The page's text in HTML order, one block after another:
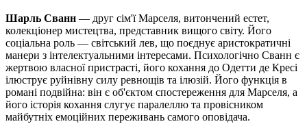
Шарль Сванн — друг сім'ї Марселя, витончений естет,
колекціонер мистецтва, представник вищого світу. Його
соціальна роль — світський лев, що поєднує аристократичні
манери з інтелектуальними інтересами. Психологічно Сванн є
жертвою власної пристрасті, його кохання до Одетти де Кресі
ілюструє руйнівну силу ревнощів та ілюзій. Його функція в
романі подвійна: він є об'єктом спостереження для Марселя, а
його історія кохання слугує паралеллю та провісником
майбутніх емоційних переживань самого оповідача.